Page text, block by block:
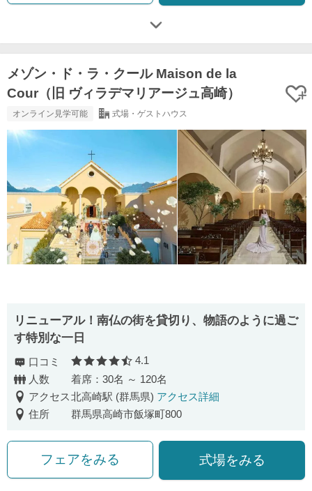
メゾン・ド・ラ・クール Maison de la
Cour（旧 ヴィラデマリアージュ高崎）
オンライン見学可能 式場・ゲストハウス
リニューアル！南仏の街を貸切り、物語のように過ご
す特別な一日
口コミ 口コミ評価
4.1
人数
着席：30名 ～ 120名
アクセス北高崎駅 (群馬県) アクセス詳細
住所
群馬県高崎市飯塚町800
フェアをみる 式場をみる